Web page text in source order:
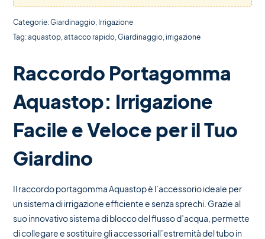
Categorie:Giardinaggio, Irrigazione
Tag:aquastop,attacco rapido,Giardinaggio, irrigazione
Raccordo Portagomma
Aquastop: Irrigazione
Facile e Veloce per il Tuo
Giardino
Il raccordo portagomma Aquastop è l’accessorio ideale per
un sistema di irrigazione efficiente e senza sprechi. Grazie al
suo innovativo sistema di blocco del flusso d’acqua, permette
di collegare e sostituire gli accessori all’estremità del tubo in